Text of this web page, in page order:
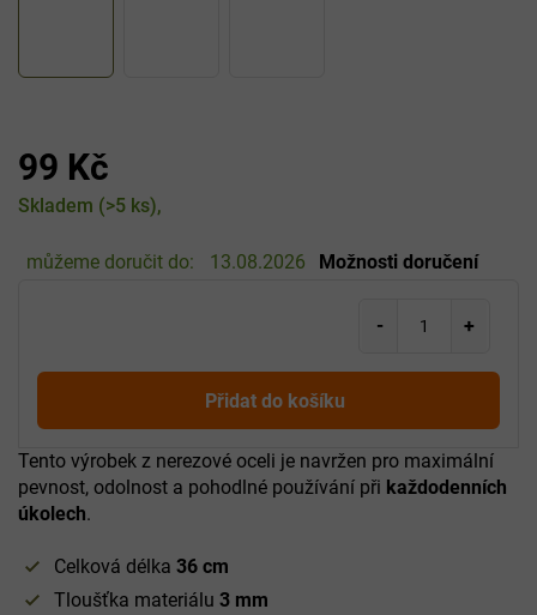
99 Kč
Měrná
Skladem (>5 ks)
můžeme doručit do: 13.08.2026 Možnosti doručení
Přidat do košíku
Tento výrobek z nerezové oceli je navržen pro maximální
pevnost, odolnost a pohodlné používání při každodenních
úkolech.
Celková délka 36 cm
Tloušťka materiálu 3 mm